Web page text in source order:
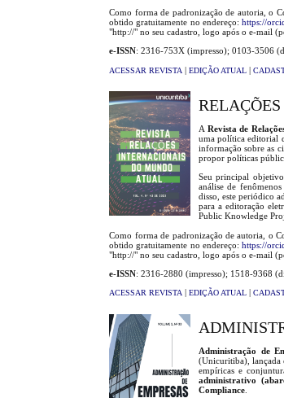
Como forma de padronização de autoria, o
obtido gratuitamente no endereço: https://
"http://" no seu cadastro, logo após o e-mail
e-ISSN: 2316-753X (impresso); 0103-3506
ACESSAR REVISTA |EDIÇÃO ATUAL |
ARevista de
uma política editorial
informação sobre as
propor políticas
Seu principal
análise de
disso, este periódico
para a editoração
Public Knowledge
Como forma de padronização de autoria, o
obtido gratuitamente no endereço: https://
"http://" no seu cadastro, logo após o e-mail
e-ISSN: 2316-2880 (impresso); 1518-9368
ACESSAR REVISTA |EDIÇÃO ATUAL |
Administração de
(Unicuritiba), lançada
empíricas e
administrativo
Compliance.